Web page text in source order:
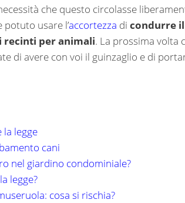
che questo circolasse
usare l’accortezza di condurre
recinti per animali. La prossima volta
di avere con voi il guinzaglio e di
la legge
cani
nel giardino condominiale?
legge?
cosa si rischia?